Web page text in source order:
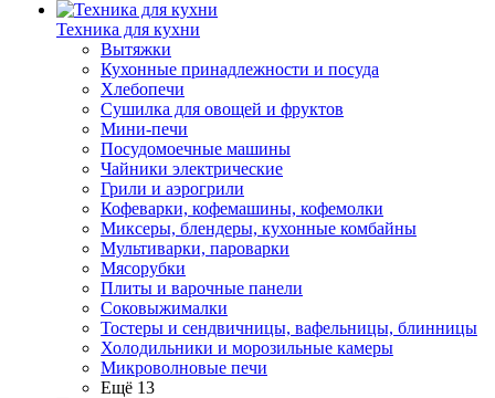
Техника для кухни
Вытяжки
Кухонные принадлежности и посуда
Хлебопечи
Сушилка для овощей и фруктов
Мини-печи
Посудомоечные машины
Чайники электрические
Грили и аэрогрили
Кофеварки, кофемашины, кофемолки
Миксеры, блендеры, кухонные комбайны
Мультиварки, пароварки
Мясорубки
Плиты и варочные панели
Соковыжималки
Тостеры и сендвичницы, вафельницы, блинницы
Холодильники и морозильные камеры
Микроволновые печи
Ещё 13